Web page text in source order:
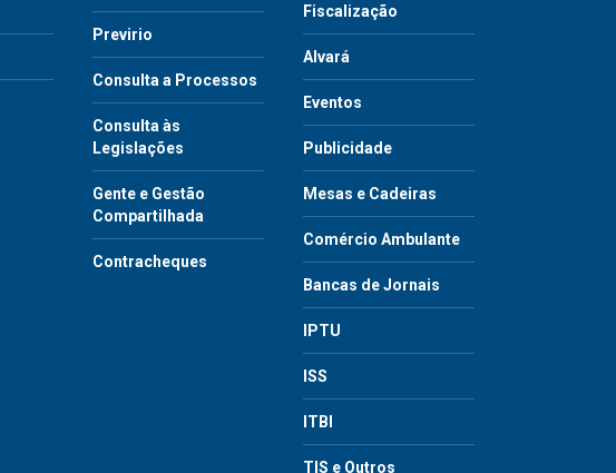
Previrio
Consulta a Processos
Consulta às
Legislações
Gente e Gestão
Compartilhada
Contracheques
Fiscalização
Alvará
Eventos
Publicidade
Mesas e Cadeiras
Comércio Ambulante
Bancas de Jornais
IPTU
ISS
ITBI
TIS e Outros